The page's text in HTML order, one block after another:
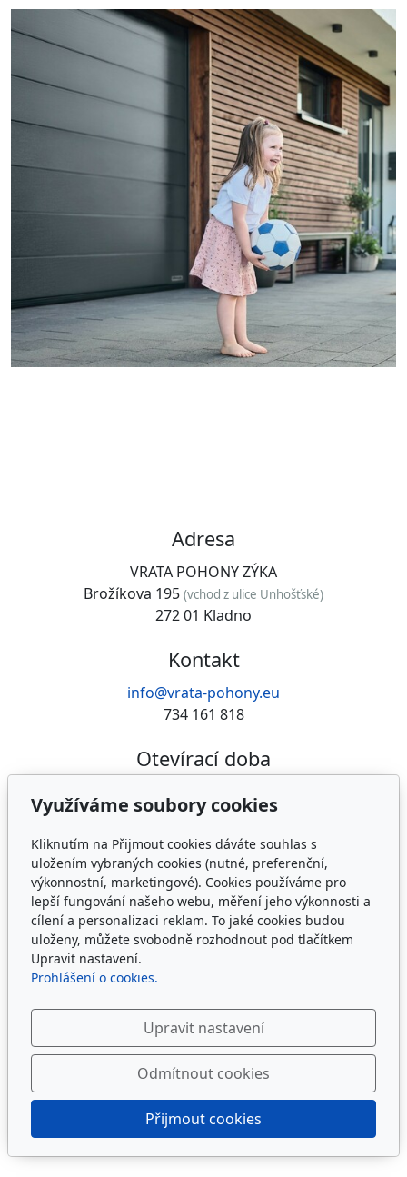
Adresa
VRATA POHONY ZÝKA
Brožíkova 195 (vchod z ulice Unhošťské)
272 01 Kladno
Kontakt
info@vrata-pohony.eu
734 161 818
Otevírací doba
ÚT: 9:00 - 15:00 hod.
ST: 9:00 - 18:00 hod.
ČT: 9.00 - 18:00 hod.
PÁ: 9:00 - 15:30 hod.
Využíváme soubory cookies
Kliknutím na Přijmout cookies dáváte souhlas s
uložením vybraných cookies (nutné, preferenční,
výkonnostní, marketingové). Cookies používáme pro
lepší fungování našeho webu, měření jeho výkonnosti a
cílení a personalizaci reklam. To jaké cookies budou
uloženy, můžete svobodně rozhodnout pod tlačítkem
Upravit nastavení.
Prohlášení o cookies.
Upravit nastavení
Odmítnout cookies
Přijmout cookies